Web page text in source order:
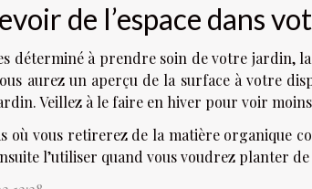
de l’espace dans
déterminé à prendre soin de votre jardin,
aurez un aperçu de la surface à votre
Veillez à le faire en hiver pour voir
où vous retirerez de la matière organique
l’utiliser quand vous voudrez planter